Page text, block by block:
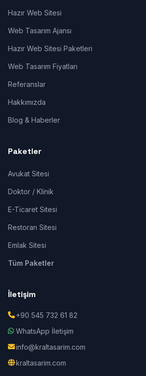
Hazır Web Sitesi
Web Tasarım Ajansı
Hazır Web Sitesi Paketleri
Web Tasarım Fiyatları
Referanslar
Hakkımızda
Blog & Haberler
Paketler
Avukat Sitesi
Doktor / Klinik
E-Ticaret Sitesi
Restoran Sitesi
Emlak Sitesi
Tüm Paketler
İletişim
+90 545 732 61 82
WhatsApp İletişim
info@kraltasarim.com
kraltasarim.com